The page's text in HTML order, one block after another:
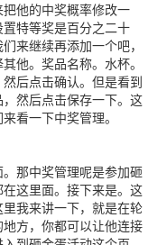
他的中奖概率修改一
特等奖是百分之二十
来继续再添加一个吧，
他。奖品名称。水杯。
后点击确认。但是看到
然后点击保存一下。这
看一下中奖管理。
那中奖管理呢是参加砸
这里面。接下来是。这
我来讲一下，就是在轮
方，你都可以让他连接